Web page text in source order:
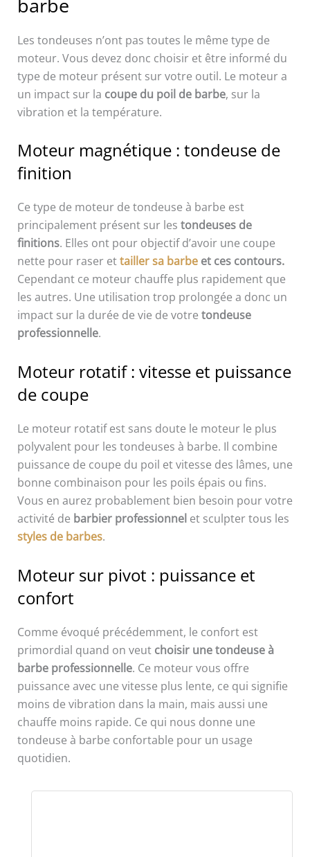
Les tondeuses n’ont pas toutes le même type de
moteur. Vous devez donc choisir et être informé du
type de moteur présent sur votre outil. Le moteur a
un impact sur la coupe du poil de barbe, sur la
vibration et la température.
Moteur magnétique : tondeuse de
finition
Ce type de moteur de tondeuse à barbe est
principalement présent sur les tondeuses de
finitions. Elles ont pour objectif d’avoir une coupe
nette pour raser ettailler sa barbeet ces contours.
Cependant ce moteur chauffe plus rapidement que
les autres. Une utilisation trop prolongée a donc un
impact sur la durée de vie de votre tondeuse
professionnelle.
Moteur rotatif : vitesse et puissance
de coupe
Le moteur rotatif est sans doute le moteur le plus
polyvalent pour les tondeuses à barbe. Il combine
puissance de coupe du poil et vitesse des lâmes, une
bonne combinaison pour les poils épais ou fins.
Vous en aurez probablement bien besoin pour votre
activité de barbier professionnel et sculpter tous les
styles de barbes.
Moteur sur pivot : puissance et
confort
Comme évoqué précédemment, le confort est
primordial quand on veut choisir une tondeuse à
barbe professionnelle. Ce moteur vous offre
puissance avec une vitesse plus lente, ce qui signifie
moins de vibration dans la main, mais aussi une
chauffe moins rapide. Ce qui nous donne une
tondeuse à barbe confortable pour un usage
quotidien.